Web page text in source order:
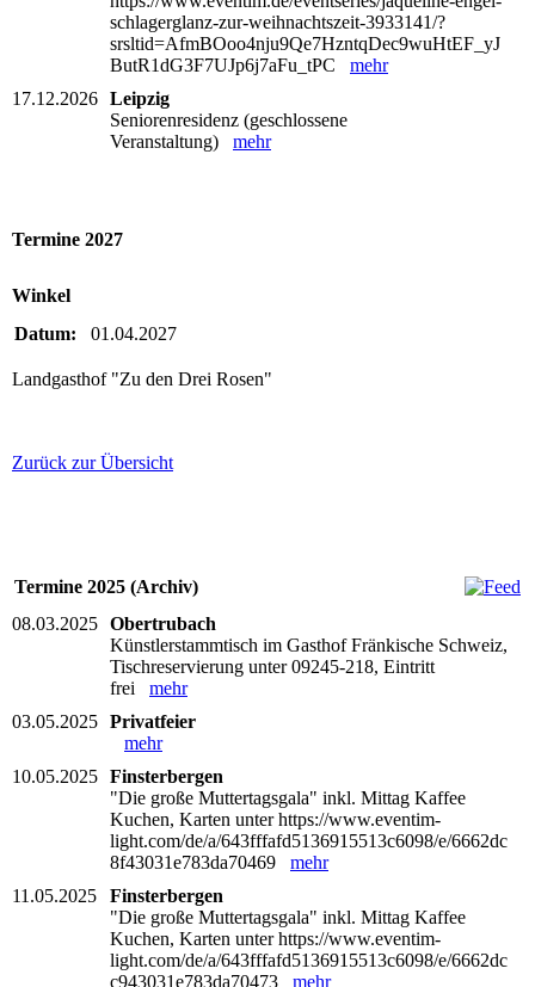
schlagerglanz-zur-weihnachtszeit-3933141/?
srsltid=AfmBOoo4nju9Qe7HzntqDec9wuHtEF_yJ
ButR1dG3F7UJp6j7aFu_tPC mehr
17.12.2026 Leipzig
Seniorenresidenz (geschlossene
Veranstaltung) mehr
Termine 2027
Winkel
Datum:
01.04.2027
Landgasthof "Zu den Drei Rosen"
Zurück zur Übersicht
Termine 2025 (Archiv)
08.03.2025 Obertrubach
Künstlerstammtisch im Gasthof Fränkische Schweiz,
Tischreservierung unter 09245-218, Eintritt
frei mehr
03.05.2025 Privatfeier
mehr
10.05.2025 Finsterbergen
"Die große Muttertagsgala" inkl. Mittag Kaffee
Kuchen, Karten unter https://www.eventim-
light.com/de/a/643fffafd5136915513c6098/e/6662dc
8f43031e783da70469 mehr
11.05.2025
Finsterbergen
"Die große Muttertagsgala" inkl. Mittag Kaffee
Kuchen, Karten unter https://www.eventim-
light.com/de/a/643fffafd5136915513c6098/e/6662dc
c943031e783da70473 mehr